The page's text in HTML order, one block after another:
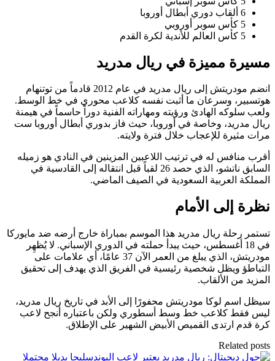
6 ألقاب دوري أبطال أوروبا
5 كأس سوبر أوروبي
5 كأس العالم للأندية لكرة القدم
مسيرة مميزة في ريال مدريد
انضم مودريتش إلى ريال مدريد في عام 2012 قادماً من توتنهام
هوتسبير، وسرعان ما أثبت نفسه كلاعب محوري في خط الوسط.
ولعب سلوكه الهادئ ورؤيته ومهاراته الفنية دوراً حاسماً في هيمنة
ريال مدريد، وخاصة في أوروبا، حيث فاز بدوري أبطال أوروبا ست
مرات مثيرة للإعجاب خلال فترة ولايته.
أقرب منافس له في ترتيب اللاعبين المزينين في النادي هو زميله
السابق ناتشو، الذي حصد 26 لقباً قبل انتقاله إلى القادسية في
المملكة العربية السعودية في الصيف الماضي.
نظرة إلى الأمام
تستمر رحلة ريال مدريد هذا الموسم بمباراة خارج أرضه ضد مايوركا
في 18 أغسطس، حيث يبدأ حملته في الدوري الإسباني. لا يُظهِر
مودريتش، الذي يبلغ من العمر الآن 37 عامًا، أي علامات على
التباطؤ ويظل شخصية رئيسية في الفريق الذي يهدف إلى تحقيق
المزيد من الألقاب.
سيظل اسم لوكا مودريتش محفورًا إلى الأبد في تاريخ ريال مدريد،
ليس فقط كلاعب خط وسط أسطوري ولكن باعتباره أنجح لاعب
كرة قدم ارتدى القميص الأبيض الشهير على الإطلاق.
Related posts